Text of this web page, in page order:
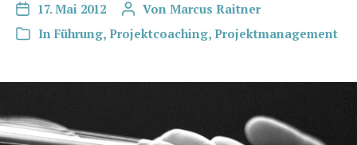
17. Mai 2012 Von Marcus Raitner
In Führung, Projektcoaching, Projektmanagement